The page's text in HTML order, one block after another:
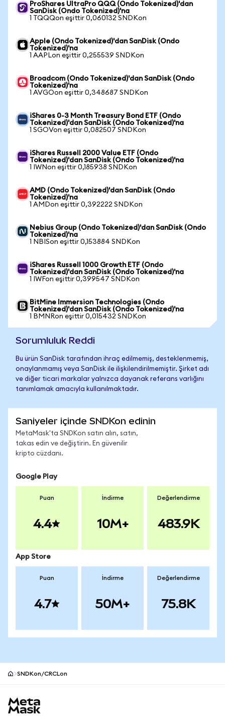
ProShares UltraPro QQQ (Ondo Tokenized)'dan
SanDisk (Ondo Tokenized)'na
1 TQQQon eşittir 0,060132 SNDKon
Apple (Ondo Tokenized)'dan SanDisk (Ondo
Tokenized)'na
1 AAPLon eşittir 0,255539 SNDKon
Broadcom (Ondo Tokenized)'dan SanDisk (Ondo
Tokenized)'na
1 AVGOon eşittir 0,348687 SNDKon
iShares 0-3 Month Treasury Bond ETF (Ondo
Tokenized)'dan SanDisk (Ondo Tokenized)'na
1 SGOVon eşittir 0,082507 SNDKon
iShares Russell 2000 Value ETF (Ondo
Tokenized)'dan SanDisk (Ondo Tokenized)'na
1 IWNon eşittir 0,185938 SNDKon
AMD (Ondo Tokenized)'dan SanDisk (Ondo
Tokenized)'na
1 AMDon eşittir 0,392222 SNDKon
Nebius Group (Ondo Tokenized)'dan SanDisk (Ondo
Tokenized)'na
1 NBISon eşittir 0,153884 SNDKon
iShares Russell 1000 Growth ETF (Ondo
Tokenized)'dan SanDisk (Ondo Tokenized)'na
1 IWFon eşittir 0,399547 SNDKon
BitMine Immersion Technologies (Ondo
Tokenized)'dan SanDisk (Ondo Tokenized)'na
1 BMNRon eşittir 0,015432 SNDKon
Sorumluluk Reddi
Bu ürün SanDisk tarafından ihraç edilmemiş, desteklenmemiş,
onaylanmamış veya SanDisk ile ilişkilendirilmemiştir. Şirket adı
ve diğer ticari markalar yalnızca dayanak referans varlığını
tanımlamak amacıyla kullanılmaktadır.
Saniyeler içinde SNDKon edinin
MetaMask'ta SNDKon satın alın, satın,
takas edin ve değiştirin. En güvenilir
kripto cüzdanı.
Google Play
Puan
4.4
İndirme
10M+
Değerlendirme
483.9K
App Store
Puan
4.7
İndirme
50M+
Değerlendirme
75.8K
SNDKon/CRCLon